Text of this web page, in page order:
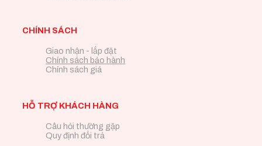
CHÍNH SÁCH
Giao nhận - lắp đặt
Chính sách bảo hành
Chính sách giá
HỖ TRỢ KHÁCH HÀNG
Câu hỏi thường gặp
Quy định đổi trả